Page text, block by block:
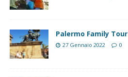
Palermo Family Tour
27 Gennaio 2022 0